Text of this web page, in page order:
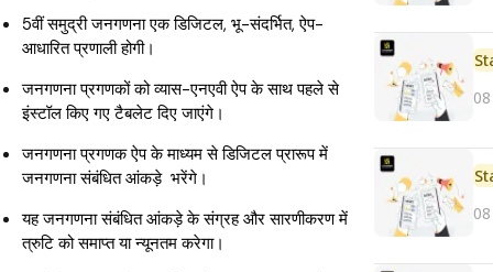
5वीं समुद्री जनगणना एक डिजिटल, भू-संदर्भित, ऐप-
आधारित प्रणाली होगी।
जनगणना प्रगणकों को व्यास-एनएवी ऐप के साथ पहले से
इंस्टॉल किए गए टैबलेट दिए जाएंगे।
जनगणना प्रगणक ऐप के माध्यम से डिजिटल प्रारूप में
जनगणना संबंधित आंकड़े भरेंगे।
यह जनगणना संबंधित आंकड़े के संग्रह और सारणीकरण में
त्रुटि को समाप्त या न्यूनतम करेगा।